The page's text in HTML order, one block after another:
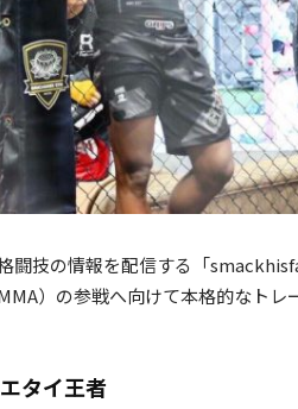
闘技の情報を配信する「
）の参戦へ向けて本格的なトレ
タイ王者